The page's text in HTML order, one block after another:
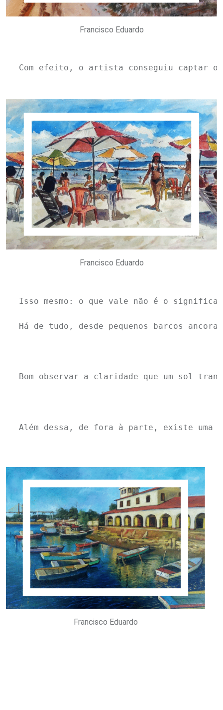
Francisco Eduardo
Com efeito, o artista conseguiu captar o
Francisco Eduardo
Isso mesmo: o que vale não é o
Há de tudo, desde pequenos barcos
Bom observar a claridade que um sol
Além dessa, de fora à parte, existe uma
Francisco Eduardo